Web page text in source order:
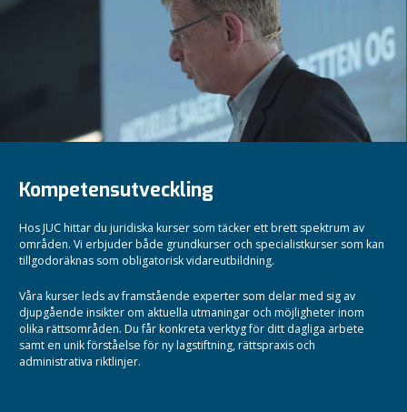
Kompetensutveckling
Hos JUC hittar du juridiska kurser som täcker ett brett spektrum av
områden. Vi erbjuder både grundkurser och specialistkurser som kan
tillgodoräknas som obligatorisk vidareutbildning.
Våra kurser leds av framstående experter som delar med sig av
djupgående insikter om aktuella utmaningar och möjligheter inom
olika rättsområden. Du får konkreta verktyg för ditt dagliga arbete
samt en unik förståelse för ny lagstiftning, rättspraxis och
administrativa riktlinjer.